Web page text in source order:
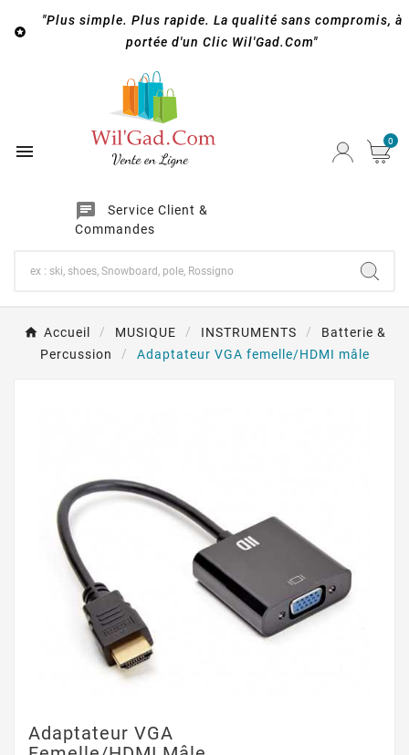

"Plus simple. Plus rapide. La qualité sans compromis, à
portée d'un Clic Wil'Gad.Com"

chat
Service Client &
Commandes
0
Accueil MUSIQUE INSTRUMENTS
Batterie &
Percussion
Adaptateur VGA femelle/HDMI mâle
Adaptateur VGA